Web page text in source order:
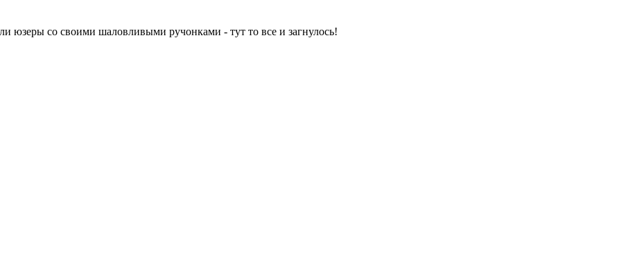
юзеры со своими шаловливыми ручонками - тут то все и загнулось!